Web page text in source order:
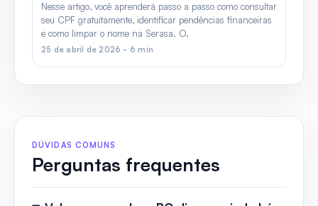
Nesse artigo, você aprenderá passo a passo como consultar
seu CPF gratuitamente, identificar pendências financeiras
e como limpar o nome na Serasa. O.
25 de abril de 2026 - 6 min
DÚVIDAS COMUNS
Perguntas frequentes